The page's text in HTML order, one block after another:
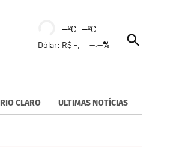
--ºC --ºC
Dólar: R$ -,----.--%
Open
Search
RIO CLARO ULTIMAS NOTÍCIAS